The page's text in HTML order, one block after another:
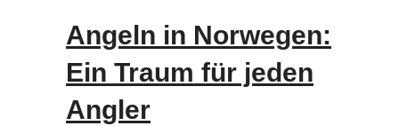
Angeln in Norwegen:
Ein Traum für jeden
Angler